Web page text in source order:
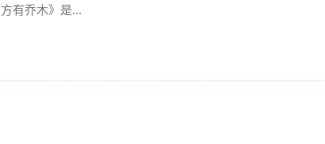
方有乔木》是...